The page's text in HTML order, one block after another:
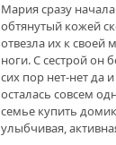
Мария сразу
обтянутый кожей
отвезла их к своей
ноги. С сестрой он
сих пор нет-нет да
осталась совсем
семье купить
улыбчивая,